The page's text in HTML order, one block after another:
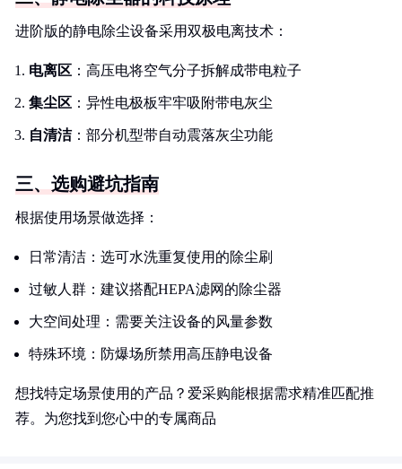
进阶版的静电除尘设备采用双极电离技术：
电离区 ：高压电将空气分子拆解成带电粒子
集尘区 ：异性电极板牢牢吸附带电灰尘
自清洁：部分机型带自动震落灰尘功能
三、选购避坑指南
根据使用场景做选择：
日常清洁：选可水洗重复使用的除尘刷
过敏人群：建议搭配HEPA滤网的除尘器
大空间处理：需要关注设备的风量参数
特殊环境：防爆场所禁用高压静电设备
想找特定场景使用的产品？爱采购能根据需求精准匹配推
荐。为您找到您心中的专属商品